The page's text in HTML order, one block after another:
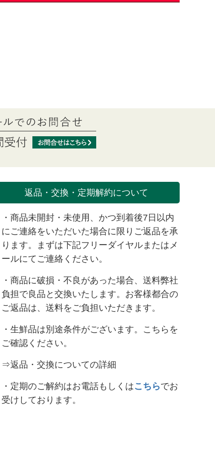
返品・交換・定期解約について
・商品未開封・未使用、かつ到着後7日以内
にご連絡をいただいた場合に限りご返品を承
ります。まずは下記フリーダイヤルまたは メ
ールにてご連絡ください。
・商品に破損・不良があった場合、送料弊社
負担で良品と交換いたします。お客様都合の
ご返品は、送料をご負担いただきます。
・生鮮品は別途条件がございます。 こちら を
ご確認ください。
⇒返品・交換についての詳細
・定期のご解約はお電話もしくはこちらでお
受けしております。